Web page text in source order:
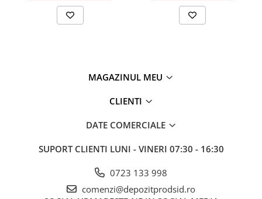
MAGAZINUL MEU
CLIENTI
DATE COMERCIALE
SUPORT CLIENTI LUNI - VINERI 07:30 - 16:30
0723 133 998
comenzi@depozitprodsid.ro